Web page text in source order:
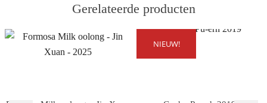
Gerelateerde producten
NIEUW!